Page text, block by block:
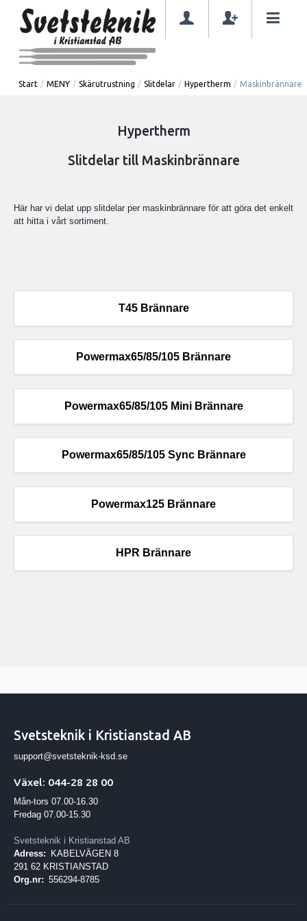
Start / MENY / Skärutrustning / Slitdelar / Hypertherm / Maskinbrännare
Hypertherm
Slitdelar till Maskinbrännare
Här har vi delat upp slitdelar per maskinbrännare för att göra det enkelt
att hitta i vårt sortiment.
T45 Brännare
Powermax65/85/105 Brännare
Powermax65/85/105 Mini Brännare
Powermax65/85/105 Sync Brännare
Powermax125 Brännare
HPR Brännare
Svetsteknik i Kristianstad AB
support@svetsteknik-ksd.se
Växel: 044-28 28 00
Mån-tors 07.00-16.30
Fredag 07.00-15.30
Svetsteknik i Kristianstad AB
Adress:
KABELVÄGEN 8
291 62 KRISTIANSTAD
Org.nr: 556294-8785